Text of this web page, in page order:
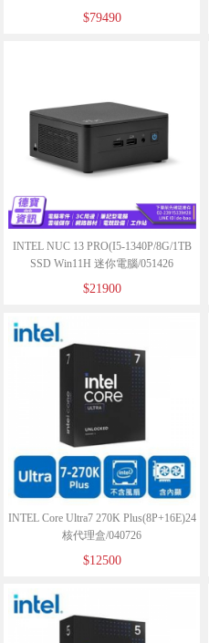
$79490
INTEL NUC 13 PRO(I5-1340P/8G/1TB
SSD Win11H 迷你電腦/051426
$21900
INTEL Core Ultra7 270K Plus(8P+16E)24
核代理盒/040726
$12500